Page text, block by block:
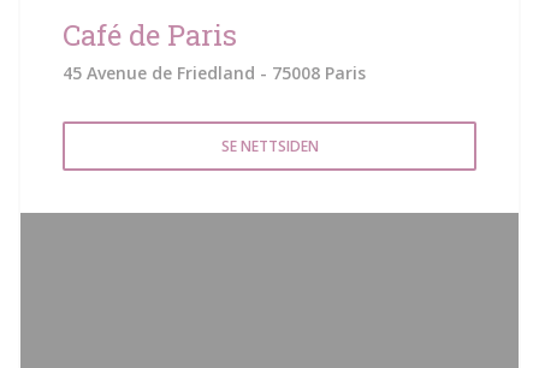
Café de Paris
45 Avenue de Friedland - 75008 Paris
SE NETTSIDEN